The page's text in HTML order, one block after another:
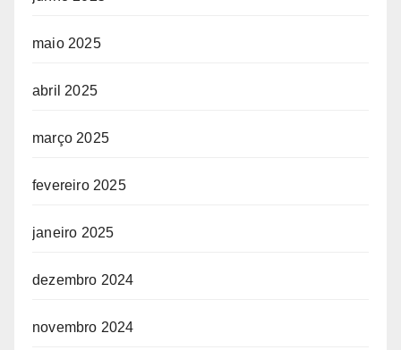
maio 2025
abril 2025
março 2025
fevereiro 2025
janeiro 2025
dezembro 2024
novembro 2024